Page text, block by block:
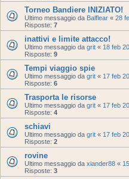
Torneo Bandiere INIZIATO!
Ultimo messaggio da Balflear « 28
Risposte: 7
inattivi e limite attacco!
Ultimo messaggio da grit « 18 feb
Risposte: 9
Tempi viaggio spie
Ultimo messaggio da grit « 17 feb
Risposte: 6
Trasporta le risorse
Ultimo messaggio da grit « 17 feb
Risposte: 4
schiavi
Ultimo messaggio da grit « 17 feb
Risposte: 2
rovine
Ultimo messaggio da xiander88 «
Risposte: 3